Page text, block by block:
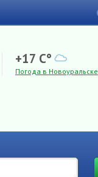
+17 C°
Погода в Новоуральске